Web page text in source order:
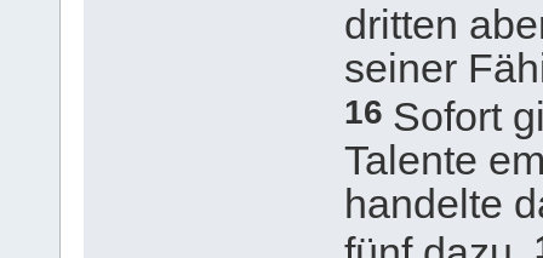
dritten
seiner
16 Sofort
Talente
handelte